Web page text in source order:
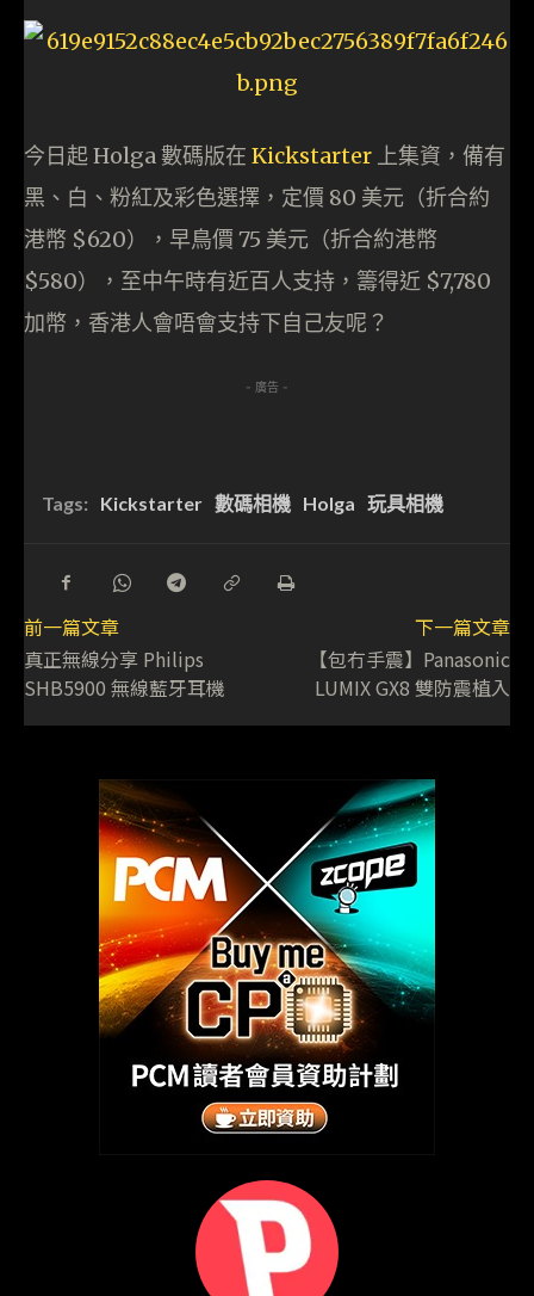
今日起 Holga 數碼版在 Kickstarter 上集資，備有
黑、白、粉紅及彩色選擇，定價 80 美元（折合約
港幣 $620），早鳥價 75 美元（折合約港幣
$580），至中午時有近百人支持，籌得近 $7,780
加幣，香港人會唔會支持下自己友呢？
- 廣告 -
Tags: Kickstarter 數碼相機 Holga 玩具相機
前一篇文章
真正無線分享 Philips
SHB5900 無線藍牙耳機
下一篇文章
【包冇手震】Panasonic
LUMIX GX8 雙防震植入